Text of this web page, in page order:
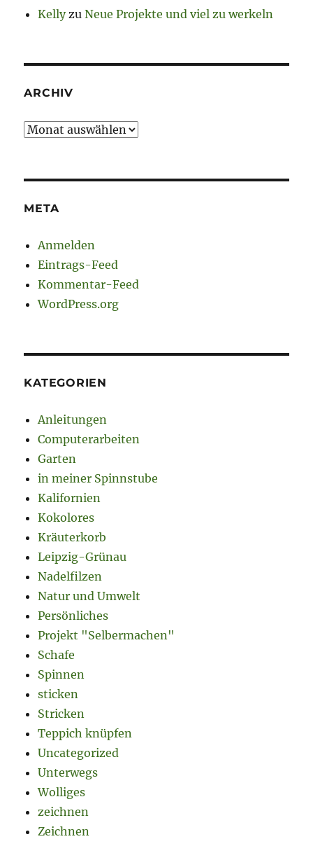
KellyzuNeue Projekte und viel zu werkeln
ARCHIV
Archiv
META
Anmelden
Eintrags-Feed
Kommentar-Feed
WordPress.org
KATEGORIEN
Anleitungen
Computerarbeiten
Garten
in meiner Spinnstube
Kalifornien
Kokolores
Kräuterkorb
Leipzig-Grünau
Nadelfilzen
Natur und Umwelt
Persönliches
Projekt "Selbermachen"
Schafe
Spinnen
sticken
Stricken
Teppich knüpfen
Uncategorized
Unterwegs
Wolliges
zeichnen
Zeichnen